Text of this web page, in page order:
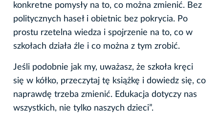
konkretne pomysły na to, co można zmienić. Bez
politycznych haseł i obietnic bez pokrycia. Po
prostu rzetelna wiedza i spojrzenie na to, co w
szkołach działa źle i co można z tym zrobić.
Jeśli podobnie jak my, uważasz, że szkoła kręci
się w kółko, przeczytaj tę książkę i dowiedz się, co
naprawdę trzeba zmienić. Edukacja dotyczy nas
wszystkich, nie tylko naszych dzieci”.